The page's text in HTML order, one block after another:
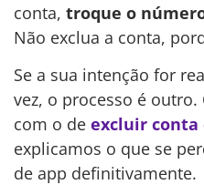
conta, troque o
Não exclua a conta,
Se a sua intenção for
vez, o processo é
com o de excluir conta
explicamos o que se
de app definitivamente.